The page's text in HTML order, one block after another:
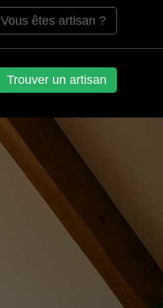
Vous êtes artisan ?
Trouver un artisan